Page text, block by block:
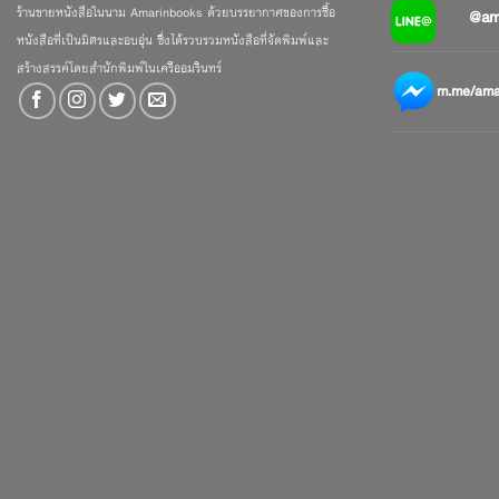
ร้านขายหนังสือในนาม Amarinbooks ด้วยบรรยากาศของการซื้อ
หนังสือที่เป็นมิตรและอบอุ่น ซึ่งได้รวบรวมหนังสือที่จัดพิมพ์และ
สร้างสรรค์โดยสำนักพิมพ์ในเครืออมรินทร์
m.me/